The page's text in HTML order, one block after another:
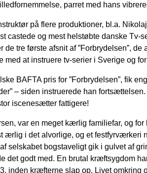
parret med hans
på flere produktioner, bl.a.
castede og mest helstøbte danske
de tre første afsnit af ”Forbrydelsen”,
med at instruere tv-serier i Sverige og
BAFTA pris for ”Forbrydelsen”, fik
– siden instruerede han
iscenesætter fattigere!
var en meget kærlig familiefar, og
ærlig i det alvorlige, og et festfyrværkeri
selskabet bogstaveligt gik i gulvet af
det godt med. En brutal kræftsygdom
inden kræfterne slap op. Livet